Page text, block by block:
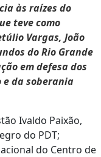
às raízes do
teve como
Vargas, João
do Rio Grande
em defesa dos
da soberania
Ivaldo Paixão,
do PDT;
do Centro de